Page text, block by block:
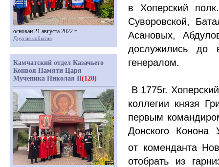
в Хоперский
Суворовской,
Асановых,
дослужились до
генералом.
В 1775г.
коллегии князя
первым
Донского Конона
от коменданта
отобрать из
основан 21 августа 2022 г.
Другие события
Камчатский отдел Казачьего
Конвоя Памяти Царя
Мученика Николая II(120)